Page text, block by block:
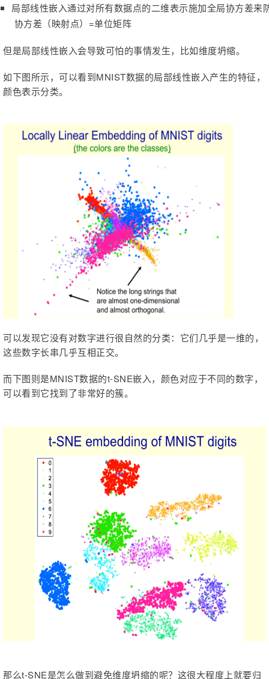
局部线性嵌入通过对所有数据点的二维表示施加全局协方差来
协方差（映射点）=单位矩阵
但是局部线性嵌入会导致可怕的事情发生，比如维度坍缩。
如下图所示，可以看到MNIST数据的局部线性嵌入产生的特征，
颜色表示分类。
可以发现它没有对数字进行很自然的分类：它们几乎是一维的，
这些数字长串几乎互相正交。
而下图则是MNIST数据的t-SNE嵌入，颜色对应于不同的数字，
可以看到它找到了非常好的簇。
那么t-SNE是怎么做到避免维度坍缩的呢？这很大程度上就要归